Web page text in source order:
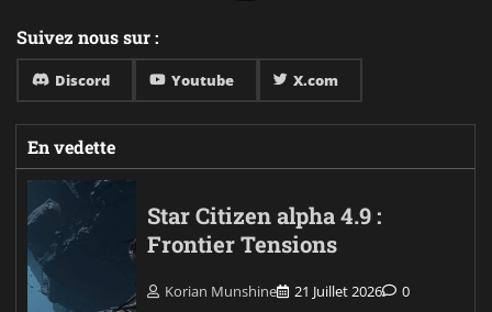
Suivez nous sur :
Discord Youtube X.com
En vedette
Star Citizen alpha 4.9 :
Frontier Tensions
Korian Munshine 21 Juillet 2026 0